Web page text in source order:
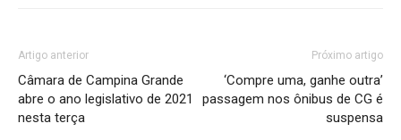
Artigo anterior
Câmara de Campina Grande
abre o ano legislativo de 2021
nesta terça
Próximo artigo
‘Compre uma, ganhe outra’
passagem nos ônibus de CG é
suspensa